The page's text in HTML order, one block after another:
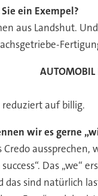
ein Exempel?
aus Landshut.
AUTOMOBIL
auf billig.
wir es gerne
Credo
Das
sind natürlich